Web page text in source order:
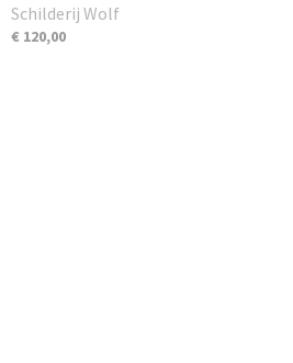
Schilderij Wolf
€ 120,00